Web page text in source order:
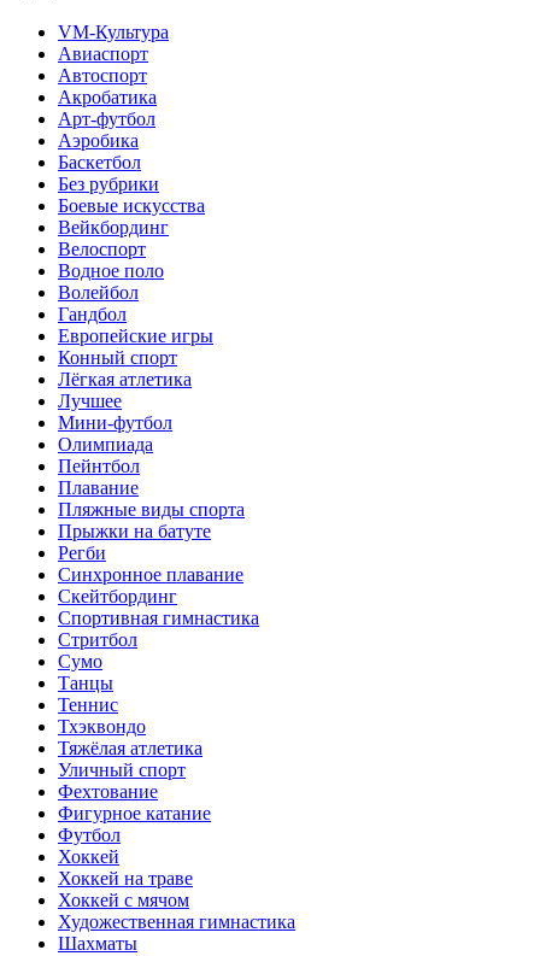
VM-Культура
Авиаспорт
Автоспорт
Акробатика
Арт-футбол
Аэробика
Баскетбол
Без рубрики
Боевые искусства
Вейкбординг
Велоспорт
Водное поло
Волейбол
Гандбол
Европейские игры
Конный спорт
Лёгкая атлетика
Лучшее
Мини-футбол
Олимпиада
Пейнтбол
Плавание
Пляжные виды спорта
Прыжки на батуте
Регби
Синхронное плавание
Скейтбординг
Спортивная гимнастика
Стритбол
Сумо
Танцы
Теннис
Тхэквондо
Тяжёлая атлетика
Уличный спорт
Фехтование
Фигурное катание
Футбол
Хоккей
Хоккей на траве
Хоккей с мячом
Художественная гимнастика
Шахматы